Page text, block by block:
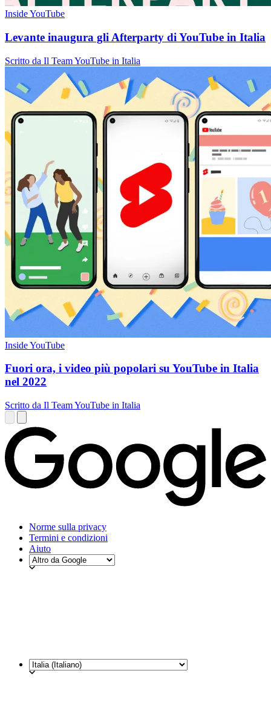
Inside YouTube
Levante inaugura gli Afterparty di YouTube in Italia
Scritto da Il Team YouTube in Italia
Inside YouTube
Fuori ora, i video più popolari su YouTube in Italia
nel 2022
Scritto da Il Team YouTube in Italia
Norme sulla privacy
Termini e condizioni
Aiuto